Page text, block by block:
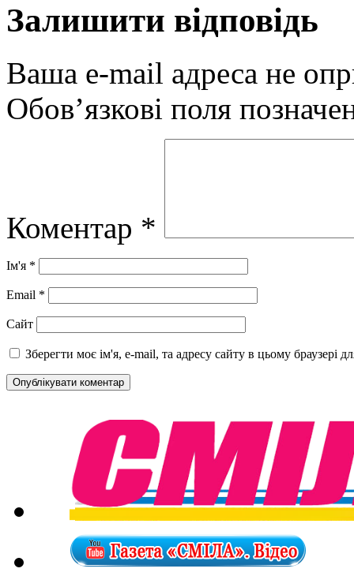
Залишити відповідь
Ваша e-mail адреса не
Обов’язкові поля
Коментар *
Ім'я *
Email *
Сайт
Зберегти моє ім'я, e-mail, та адресу сайту в цьому браузері